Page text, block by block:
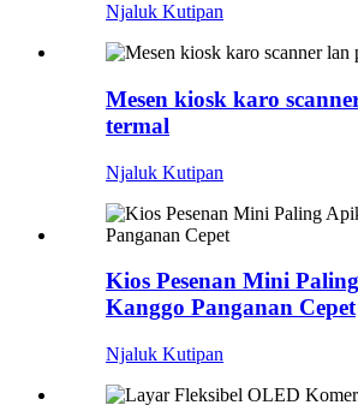
Njaluk Kutipan
Mesen kiosk karo
termal
Njaluk Kutipan
Kios Pesenan Mini
Kanggo Panganan Cepet
Njaluk Kutipan